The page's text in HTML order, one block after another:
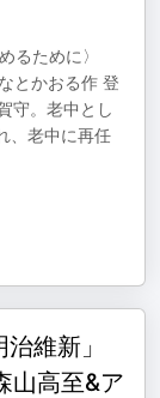
るために〉
とかおる作 登
守。老中とし
、老中に再任
維新」
山高至&ア